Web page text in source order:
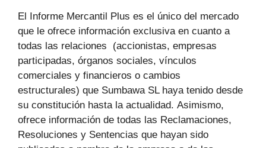
El Informe Mercantil Plus es el único del mercado
que le ofrece información exclusiva en cuanto a
todas las relaciones (accionistas, empresas
participadas, órganos sociales, vínculos
comerciales y financieros o cambios
estructurales) que Sumbawa SL haya tenido desde
su constitución hasta la actualidad. Asimismo,
ofrece información de todas las Reclamaciones,
Resoluciones y Sentencias que hayan sido